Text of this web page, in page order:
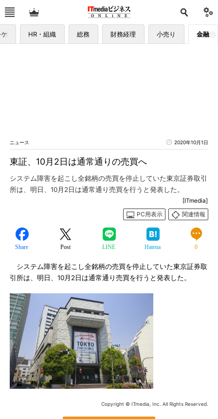
HR・組織 総務 財務経理 小売り 金融
ニュース 2020年10月1日
東証、10月2日は通常通りの売買へ
システム障害を起こし全銘柄の売買を停止していた東京証券取引
所は、明日、10月2日は通常通り売買を行うと発表した。
[ITmedia]
PC用表示
関連情報
Share Post LINE Hatena 0
システム障害を起こし全銘柄の売買を停止していた東京証券取
引所は、明日、10月2日は通常通り売買を行うと発表した。
Copyright © ITmedia, Inc. All Rights Reserved.